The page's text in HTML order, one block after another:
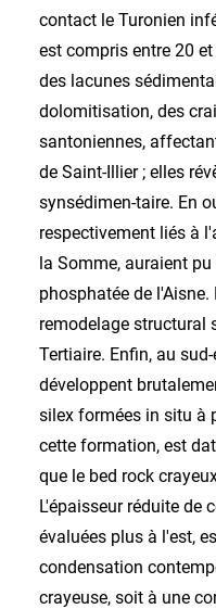
contact le Turonien
est compris entre 20
des lacunes
dolomitisation, des
santoniennes,
de Saint-Illier ; elles
synsédimen-taire. En
respectivement liés à
la Somme, auraient
phosphatée de
remodelage structural
Tertiaire. Enfin, au
développent
silex formées in situ à
cette formation, est
que le bed rock
L'épaisseur réduite de
évaluées plus à l'est,
condensation
crayeuse, soit à une